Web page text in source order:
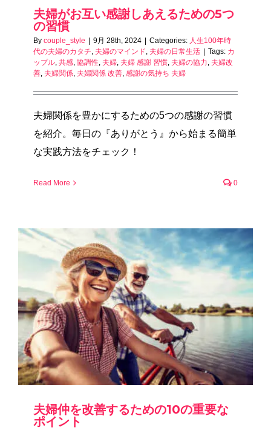
夫婦がお互い感謝しあえるための5つ
の習慣
By couple_style 9月 28th, 2024 Categories: 人生100年時
代の夫婦のカタチ, 夫婦のマインド, 夫婦の日常生活 Tags: カ
ップル, 共感, 協調性, 夫婦, 夫婦 感謝 習慣, 夫婦の協力, 夫婦改
善, 夫婦関係, 夫婦関係 改善, 感謝の気持ち 夫婦
夫婦関係を豊かにするための5つの感謝の習慣
を紹介。毎日の『ありがとう』から始まる簡単
な実践方法をチェック！
Read More 0
夫婦仲を改善するための10の重要な
ポイント